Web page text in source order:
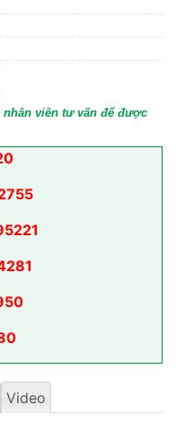
viên tư vấn để được
Video